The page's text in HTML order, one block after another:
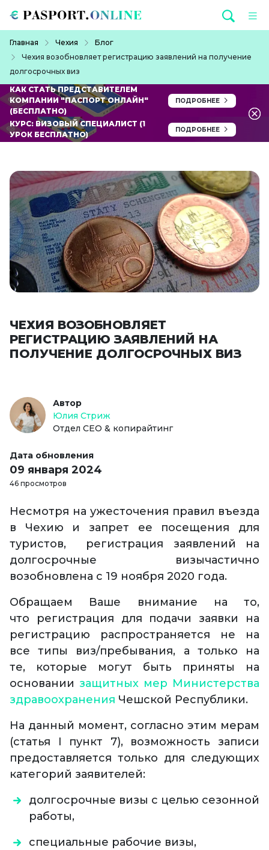
Главная Чехия
Блог
Чехия возобновляет регистрацию заявлений на получение
долгосрочных виз
КАК СТАТЬ ПРЕДСТАВИТЕЛЕМ
КОМПАНИИ "ПАСПОРТ ОНЛАЙН"
(БЕСПЛАТНО)
ПОДРОБНЕЕ
КУРС: ВИЗОВЫЙ СПЕЦИАЛИСТ (1
УРОК БЕСПЛАТНО)
ПОДРОБНЕЕ
ЧЕХИЯ ВОЗОБНОВЛЯЕТ
РЕГИСТРАЦИЮ ЗАЯВЛЕНИЙ НА
ПОЛУЧЕНИЕ ДОЛГОСРОЧНЫХ ВИЗ
Автор
Юлия Стриж
Отдел СЕО & копирайтинг
Дата обновления
09 января 2024
46 просмотров
Несмотря на ужесточения правил въезда
в Чехию и запрет ее посещения для
туристов, регистрация заявлений на
долгосрочные визычастично
возобновлена с 19 ноября 2020 года.
Обращаем Ваше внимание на то,
что регистрация для подачи заявки на
регистрацию распространяется не на
все типы виз/пребывания, а только на
те, которые могут быть приняты на
основании защитных мер Министерства
здравоохранения Чешской Республики.
На данный момент, согласно этим мерам
(статья I пункт 7), возможность записи
предоставляется только для следующих
категорий заявителей:
долгосрочные визы с целью сезонной
работы,
специальные рабочие визы,